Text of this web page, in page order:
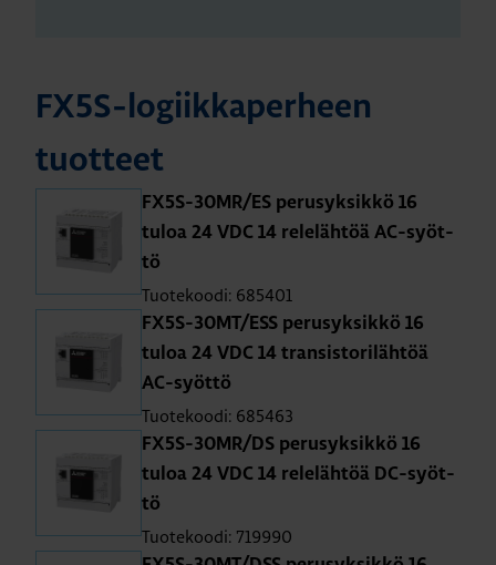
FX5S-lo­giik­ka­per­heen
tuot­teet
FX5S-30MR/ES pe­rus­yk­sik­kö 16
tuloa 24 VDC 14 re­le­läh­töä AC-syöt­
tö
Tuotekoodi: 685401
FX5S-30MT/ESS pe­rus­yk­sik­kö 16
tuloa 24 VDC 14 tran­sis­to­ri­läh­töä
AC-syöt­tö
Tuotekoodi: 685463
FX5S-30MR/DS pe­rus­yk­sik­kö 16
tuloa 24 VDC 14 re­le­läh­töä DC-syöt­
tö
Tuotekoodi: 719990